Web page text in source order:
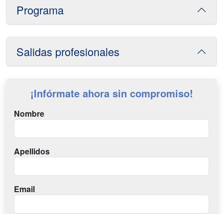
Programa
Salidas profesionales
¡Infórmate ahora sin compromiso!
Nombre
Apellidos
Email